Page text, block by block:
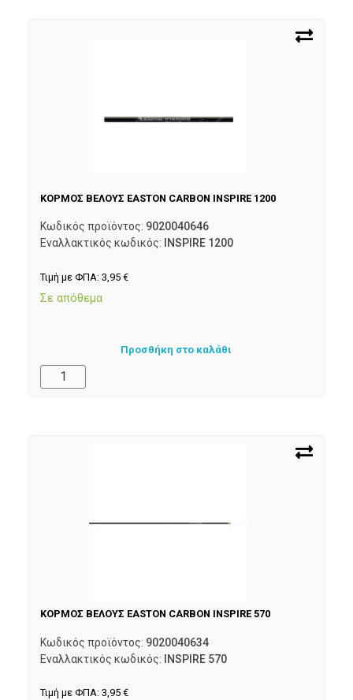
ΚΟΡΜΟΣ ΒΕΛΟΥΣ EASTON CARBON INSPIRE 1200
Κωδικός προϊόντος: 9020040646
Εναλλακτικός κωδικός:
INSPIRE 1200
Τιμή με ΦΠΑ: 3,95 €
Σε απόθεμα
Προσθήκη στο καλάθι
ΚΟΡΜΟΣ ΒΕΛΟΥΣ EASTON CARBON INSPIRE 570
Κωδικός προϊόντος: 9020040634
Εναλλακτικός κωδικός: INSPIRE 570
Τιμή με ΦΠΑ: 3,95 €